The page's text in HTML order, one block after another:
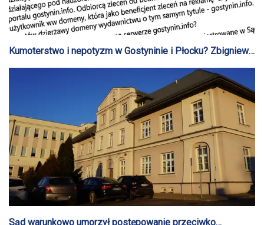
Kumoterstwo i nepotyzm w Gostyninie i Płocku? Zbigniew
Sąd warunkowo umorzył postępowanie przeciwko